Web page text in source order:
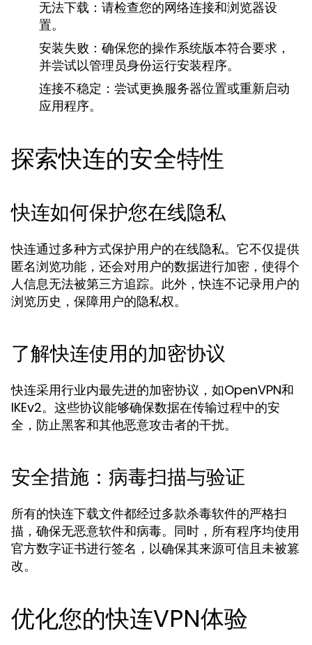
无法下载：请检查您的网络连接和浏览器设
置。
安装失败：确保您的操作系统版本符合要求，
并尝试以管理员身份运行安装程序。
连接不稳定：尝试更换服务器位置或重新启动
应用程序。
探索快连的安全特性
快连如何保护您在线隐私
快连通过多种方式保护用户的在线隐私。它不仅提供
匿名浏览功能，还会对用户的数据进行加密，使得个
人信息无法被第三方追踪。此外，快连不记录用户的
浏览历史，保障用户的隐私权。
了解快连使用的加密协议
快连采用行业内最先进的加密协议，如OpenVPN和
IKEv2。这些协议能够确保数据在传输过程中的安
全，防止黑客和其他恶意攻击者的干扰。
安全措施：病毒扫描与验证
所有的快连下载文件都经过多款杀毒软件的严格扫
描，确保无恶意软件和病毒。同时，所有程序均使用
官方数字证书进行签名，以确保其来源可信且未被篡
改。
优化您的快连VPN体验